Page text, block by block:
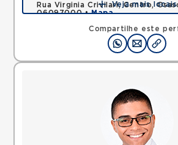
Compartilhe este
Rua Virginia Crivilari, Centro,
06097000 •Mapa
Veja mais locais